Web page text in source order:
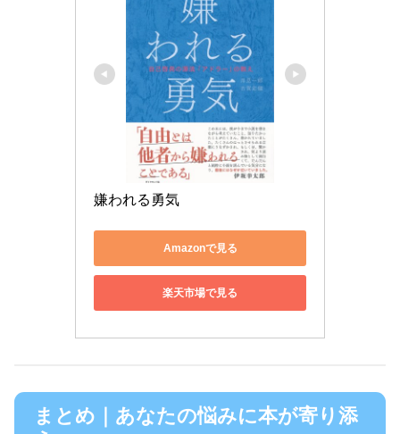
嫌われる勇気
Amazonで見る
楽天市場で見る
まとめ｜あなたの悩みに本が寄り添